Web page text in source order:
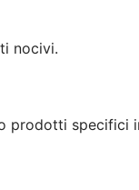
nocivi.
prodotti specifici